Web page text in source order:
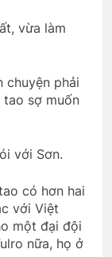
(Lý Bạch)
vừa làm
chuyện phải
tao sợ muốn
với Sơn.
có hơn hai
với Việt
một đại đội
nữa, họ ở